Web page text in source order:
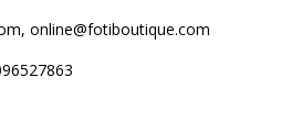
online@fotiboutique.com